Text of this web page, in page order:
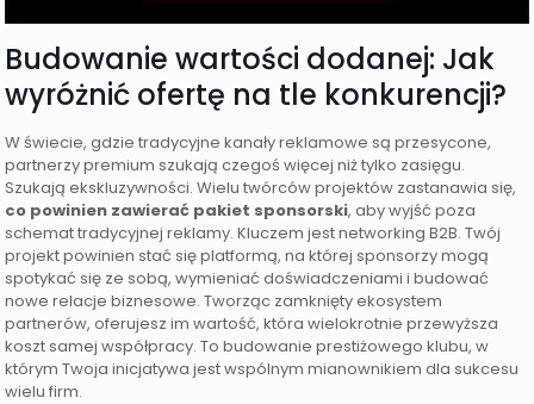
Budowanie wartości dodanej: Jak
wyróżnić ofertę na tle konkurencji?
W świecie, gdzie tradycyjne kanały reklamowe są przesycone,
partnerzy premium szukają czegoś więcej niż tylko zasięgu.
Szukają ekskluzywności. Wielu twórców projektów zastanawia się,
co powinien zawierać pakiet sponsorski, aby wyjść poza
schemat tradycyjnej reklamy. Kluczem jest networking B2B. Twój
projekt powinien stać się platformą, na której sponsorzy mogą
spotykać się ze sobą, wymieniać doświadczeniami i budować
nowe relacje biznesowe. Tworząc zamknięty ekosystem
partnerów, oferujesz im wartość, która wielokrotnie przewyższa
koszt samej współpracy. To budowanie prestiżowego klubu, w
którym Twoja inicjatywa jest wspólnym mianownikiem dla sukcesu
wielu firm.